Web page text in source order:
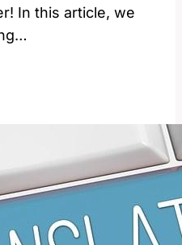
In⁤ this article, we